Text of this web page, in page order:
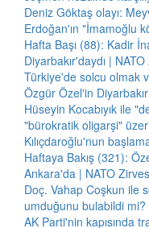
Deniz Göktaş olayı:
Erdoğan'ın "İmamoğlu
Hafta Başı (88): Kadir
Diyarbakır'daydı |
Türkiye'de solcu olmak
Özgür Özel'in
Hüseyin Kocabıyık ile
"bürokratik oligarşi"
Kılıçdaroğlu'nun
Haftaya Bakış (321):
Ankara'da | NATO
Doç. Vahap Coşkun ile
umduğunu bulabildi mi?
AK Parti'nin kapısında